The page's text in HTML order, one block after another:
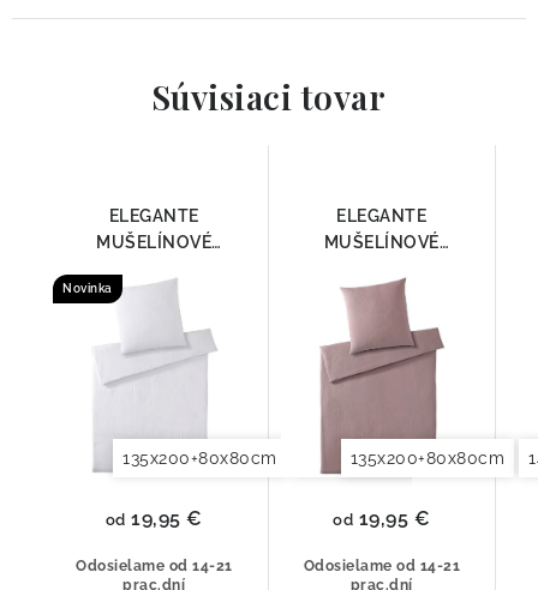
Súvisiaci tovar
ELEGANTE
MUŠELÍNOVÉ
7095-00
Novinka
135x200+80x80cm 140x200+70x90cm
Odosielame od 14-21
prac.dní
od 19,95 €
ELEGANTE
MUŠELÍNOVÉ
7095-01
135x200+80x80cm
Odosielame od 14-21
prac.dní
od 19,95 €